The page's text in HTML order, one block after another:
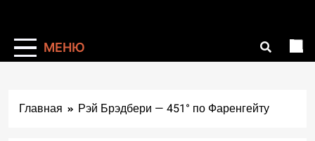
МЕНЮ
Главная Рэй Брэдбери — 451° по Фаренгейту